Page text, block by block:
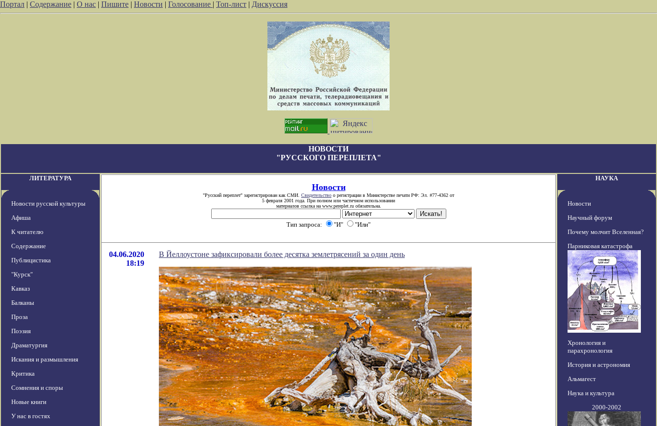
Портал | Содержание | О нас | Пишите | Новости | Голосование | Топ-лист | Дискуссия
НОВОСТИ
"РУССКОГО ПЕРЕПЛЕТА"
ЛИТЕРАТУРА
Новости русской культуры
Афиша
К читателю
Содержание
Публицистика
"Курск"
Кавказ
Балканы
Проза
Поэзия
Драматургия
Искания и размышления
Критика
Сомнения и споры
Новые книги
У нас в гостях
Новости
"Русский переплет" зарегистрирован как СМИ. Свидетельство о регистрации в Министерстве печати РФ: Эл. #77-4362 от
5 февраля 2001 года. При полном или частичном использовании
материалов ссылка на www.pereplet.ru обязательна.
Тип запроса: "И" "Или"
04.06.2020
18:19
В Йеллоустоне зафиксировали более десятка землетрясений за один день
НАУКА
Новости
Научный форум
Почему молчит Вселенная?
Парниковая катастрофа
Хронология и
парахронология
История и астрономия
Альмагест
Наука и культура
2000-2002